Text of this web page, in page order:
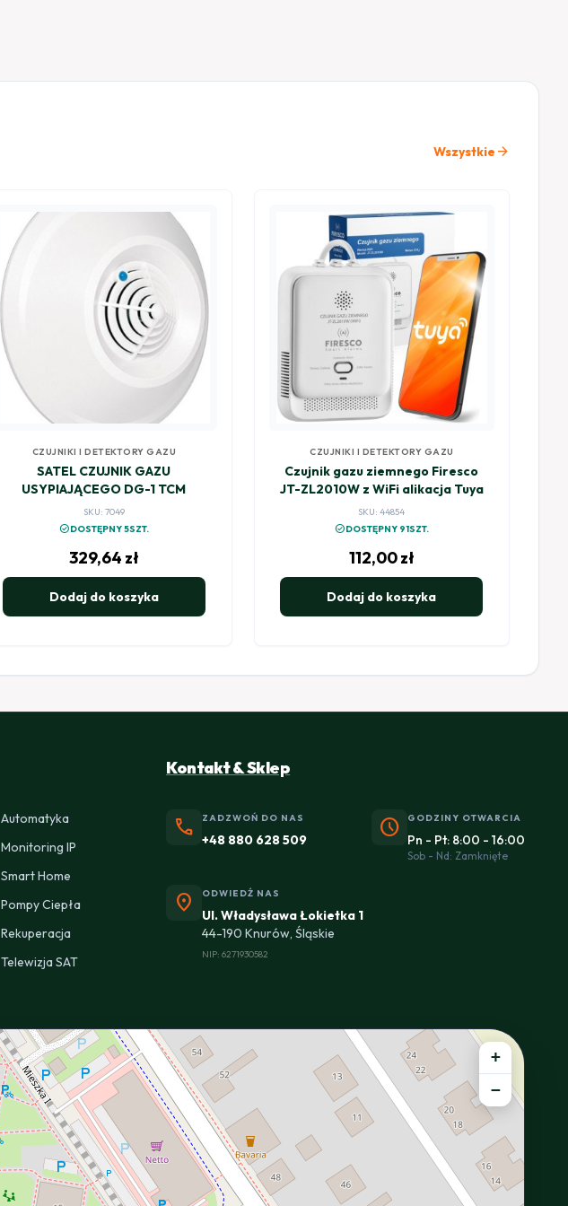
Wszystkie arrow_forward
CZUJNIKI I DETEKTORY GAZU
SATEL CZUJNIK GAZU
USYPIAJĄCEGO DG-1 TCM
SKU: 7049
check_circleDOSTĘPNY 5SZT.
329,64 zł
Dodaj do koszyka
CZUJNIKI I DETEKTORY GAZU
Czujnik gazu ziemnego Firesco
JT-ZL2010W z WiFi alikacja Tuya
SKU: 44854
check_circleDOSTĘPNY 91SZT.
112,00zł
Dodaj do koszyka
Automatyka
Monitoring IP
Smart Home
Pompy Ciepła
Rekuperacja
Telewizja SAT
Kontakt & Sklep
phone ZADZWOŃ DO NAS
+48 880 628 509 schedule GODZINY OTWARCIA
Pn - Pt: 8:00 - 16:00
Sob - Nd: Zamknięte
location_on ODWIEDŹ NAS
Ul. Władysława Łokietka 1
44-190 Knurów, Śląskie
NIP: 6271930582
+
−